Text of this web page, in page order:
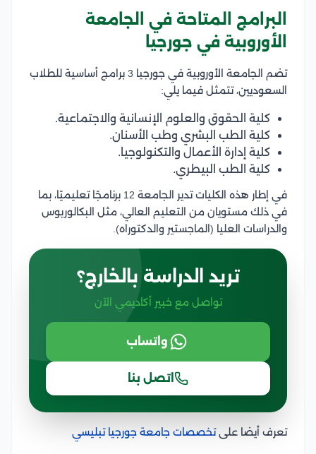
البرامج المتاحة في الجامعة
الأوروبية في جورجيا
تضم الجامعة الأوروبية في جورجيا 3 برامج أساسية للطلاب
السعوديين، تتمثل فيما يلي:
كلية الحقوق والعلوم الإنسانية والاجتماعية.
كلية الطب البشري وطب الأسنان.
كلية إدارة الأعمال والتكنولوجيا.
كلية الطب البيطري.
في إطار هذه الكليات تدير الجامعة 12 برنامجًا تعليميًا، بما
في ذلك مستويان من التعليم العالي، مثل البكالوريوس
والدراسات العليا (الماجستير والدكتوراه).
تريد الدراسة بالخارج؟
تواصل مع خبير أكاديمي الآن
واتساب
اتصل بنا
تعرف أيضا علىتخصصات جامعة جورجيا تبليسي